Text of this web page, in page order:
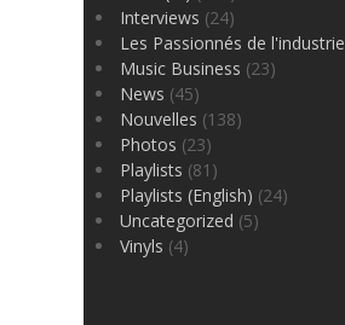
Interviews (24)
Les Passionnés de l'industrie
Music Business (23)
News (45)
Nouvelles (138)
Photos (23)
Playlists (81)
Playlists (English) (24)
Uncategorized (5)
Vinyls (4)